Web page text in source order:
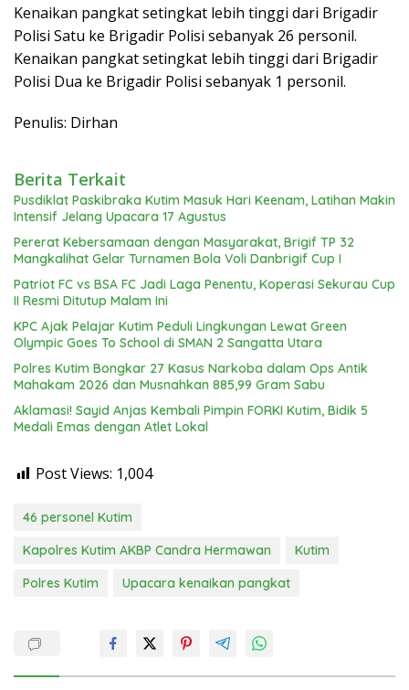
Kenaikan pangkat setingkat lebih tinggi dari Brigadir
Polisi Satu ke Brigadir Polisi sebanyak 26 personil.
Kenaikan pangkat setingkat lebih tinggi dari Brigadir
Polisi Dua ke Brigadir Polisi sebanyak 1 personil.
Penulis: Dirhan
Berita Terkait
Pusdiklat Paskibraka Kutim Masuk Hari Keenam, Latihan Makin
Intensif Jelang Upacara 17 Agustus
Pererat Kebersamaan dengan Masyarakat, Brigif TP 32
Mangkalihat Gelar Turnamen Bola Voli Danbrigif Cup I
Patriot FC vs BSA FC Jadi Laga Penentu, Koperasi Sekurau Cup
II Resmi Ditutup Malam Ini
KPC Ajak Pelajar Kutim Peduli Lingkungan Lewat Green
Olympic Goes To School di SMAN 2 Sangatta Utara
Polres Kutim Bongkar 27 Kasus Narkoba dalam Ops Antik
Mahakam 2026 dan Musnahkan 885,99 Gram Sabu
Aklamasi! Sayid Anjas Kembali Pimpin FORKI Kutim, Bidik 5
Medali Emas dengan Atlet Lokal
Post Views: 1,004
46 personel Kutim
Kapolres Kutim AKBP Candra Hermawan
Kutim
Polres Kutim
Upacara kenaikan pangkat